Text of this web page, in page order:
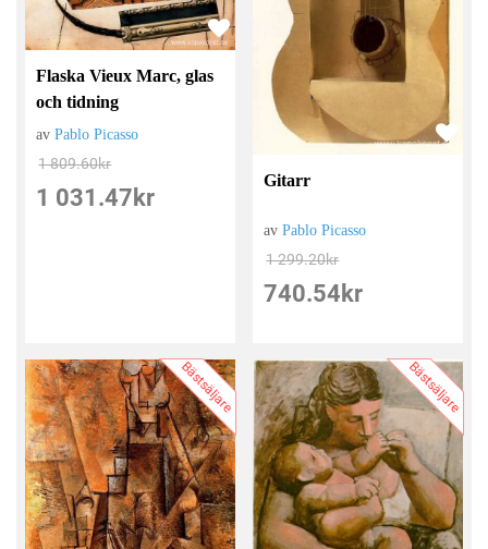
Flaska Vieux Marc, glas
och tidning
avPablo Picasso
1 809.60kr
1 031.47 kr
Gitarr
avPablo Picasso
1 299.20kr
740.54 kr
Bästsäljare Bästsäljare